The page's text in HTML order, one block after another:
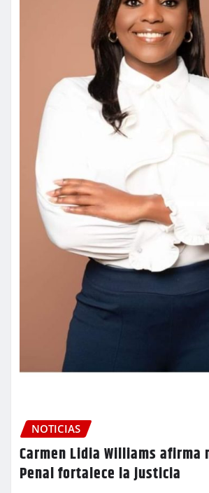
NOTICIAS
Carmen Lidia Williams afirma
Penal fortalece la justicia